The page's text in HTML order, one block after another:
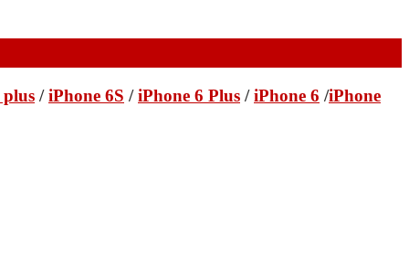
/iPhone 6S /iPhone 6 Plus /iPhone 6 /iPhone